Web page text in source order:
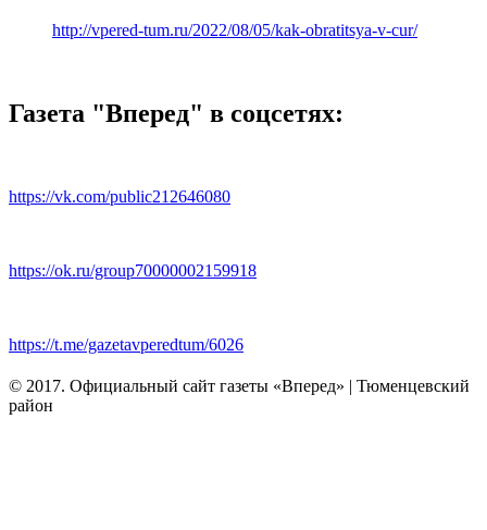
http://vpered-tum.ru/2022/08/05/kak-obratitsya-v-cur/
Газета "Вперед" в соцсетях:
https://vk.com/public212646080
https://ok.ru/group70000002159918
https://t.me/gazetavperedtum/6026
© 2017. Официальный сайт газеты «Вперед» | Тюменцевский
район